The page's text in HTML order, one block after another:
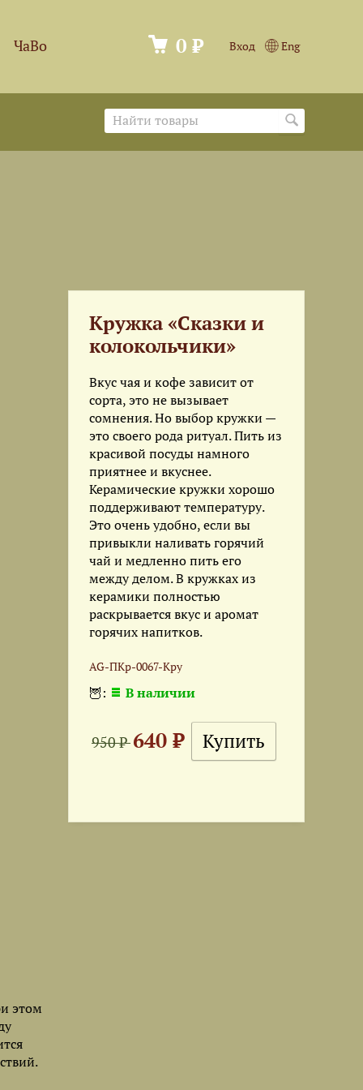
Вход Eng
0 ₽
ЧаВо
Кружка «Сказки и
колокольчики»
Вкус чая и кофе зависит от
сорта, это не вызывает
сомнения. Но выбор кружки —
это своего рода ритуал. Пить из
красивой посуды намного
приятнее и вкуснее.
Керамические кружки хорошо
поддерживают температуру.
Это очень удобно, если вы
привыкли наливать горячий
чай и медленно пить его
между делом. ​В кружках из
керамики полностью
раскрывается вкус и аромат
горячих напитков.
AG-ПКр-0067-Кру
🦉: В наличии
950 ₽640 ₽
этом